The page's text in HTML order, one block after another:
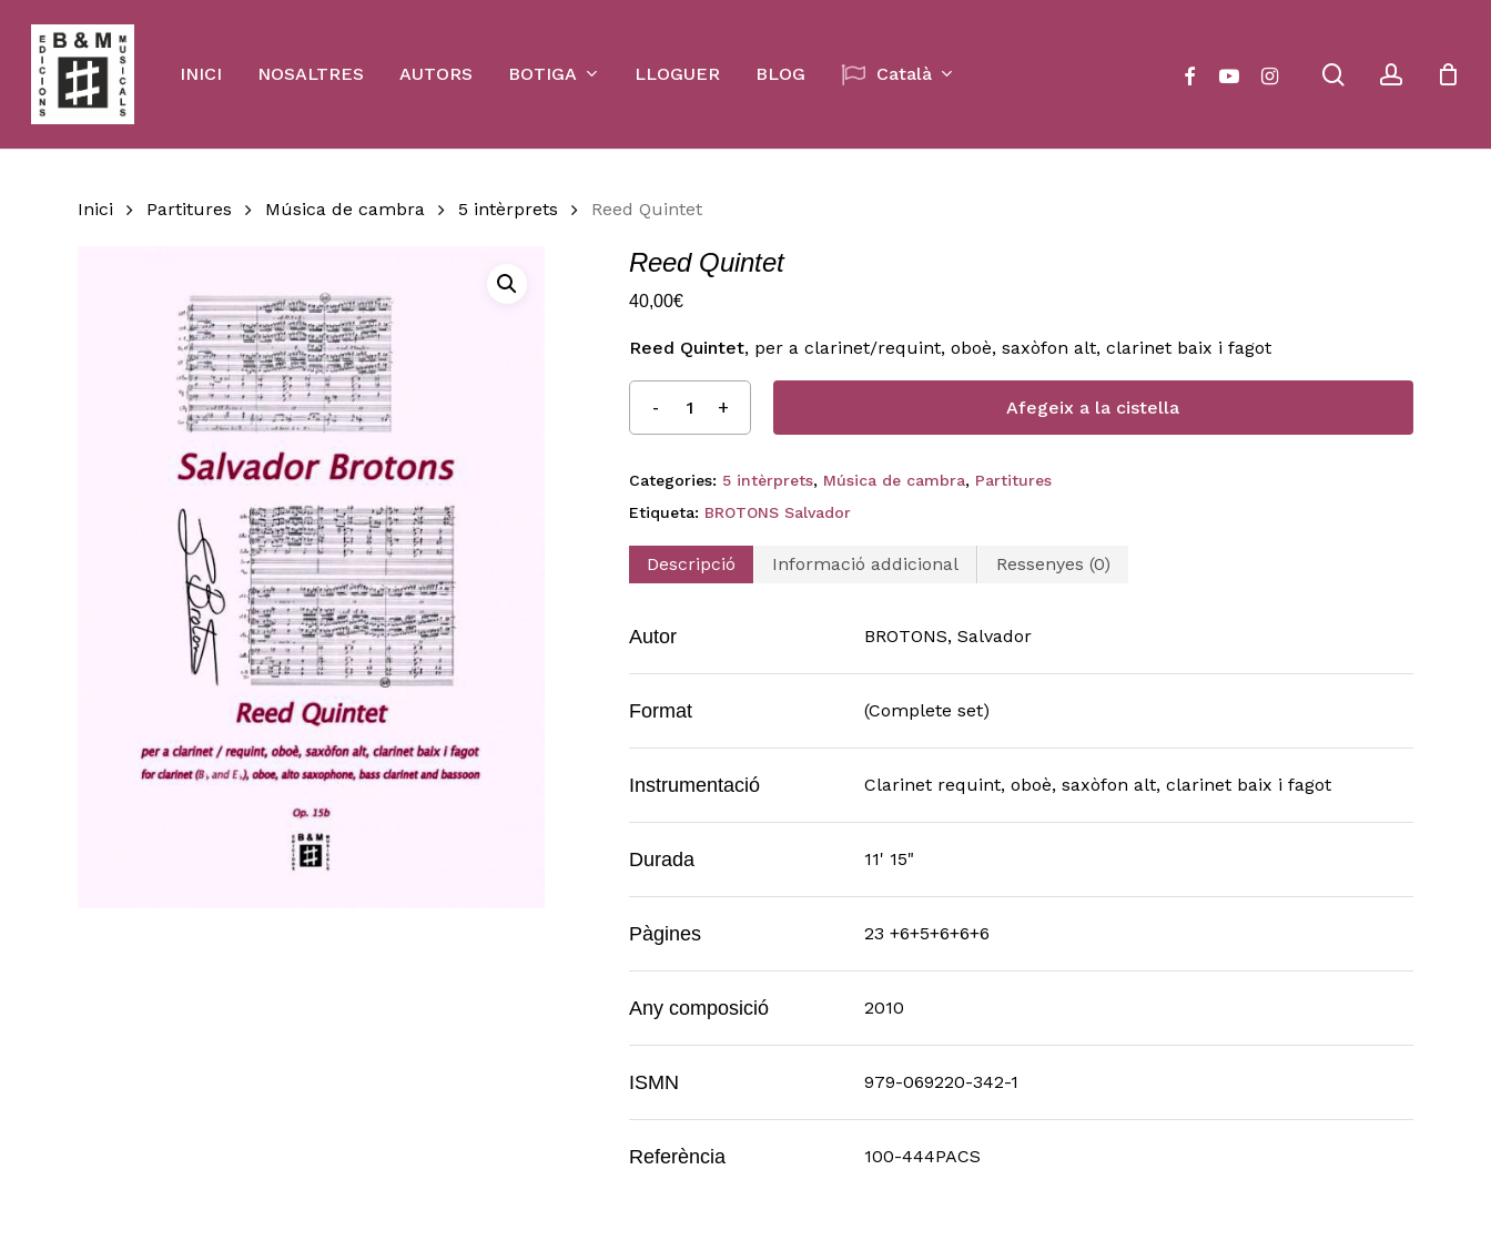
main
content
INICI NOSALTRES AUTORS BOTIGA LLOGUER BLOG Català searchaccount
facebookyoutubeinstagram Cart
Inici Partitures Música de cambra 5 intèrprets Reed Quintet
Reed Quintet
40,00€
Reed Quintet, per a clarinet/requint, oboè, saxòfon alt, clarinet baix i fagot
Afegeix a la cistella
Categories: 5 intèrprets, Música de cambra, Partitures
Etiqueta: BROTONS Salvador
Descripció Informació addicional Ressenyes (0)
Autor BROTONS, Salvador
Format (Complete set)
Instrumentació Clarinet requint, oboè, saxòfon alt, clarinet baix i fagot
Durada 11' 15"
Pàgines 23 +6+5+6+6+6
Any composició 2010
ISMN 979-069220-342-1
Referència 100-444PACS